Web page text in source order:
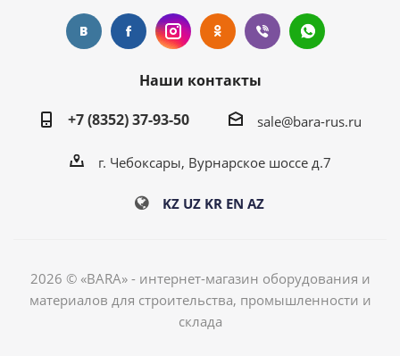
Наши контакты
+7 (8352) 37-93-50
sale@bara-rus.ru
г. Чебоксары, Вурнарское шоссе д.7
KZ UZ KR EN AZ
2026 © «BARA» - интернет-магазин оборудования и
материалов для строительства, промышленности и
склада